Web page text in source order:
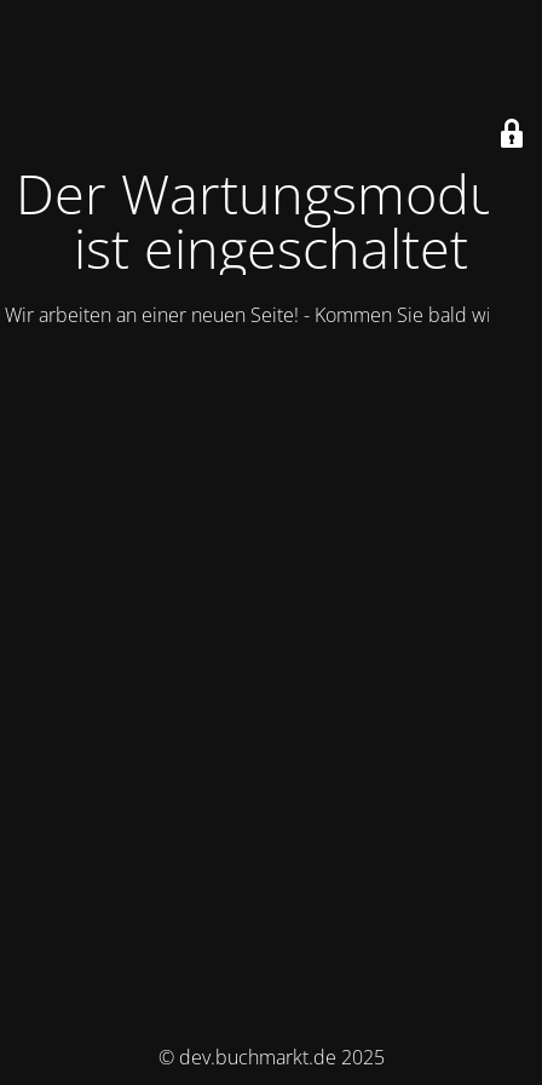
Der Wartungsmodus
ist eingeschaltet
Wir arbeiten an einer neuen Seite! - Kommen Sie bald wieder.
© dev.buchmarkt.de 2025